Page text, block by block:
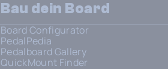
Bau dein Board
Board Configurator
PedalPedia
Pedalboard Gallery
QuickMount Finder